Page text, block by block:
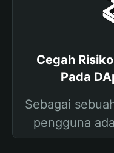
Cegah
Pada
Sebagai
pengguna